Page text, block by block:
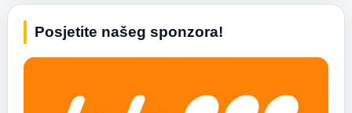
Posjetite našeg sponzora!